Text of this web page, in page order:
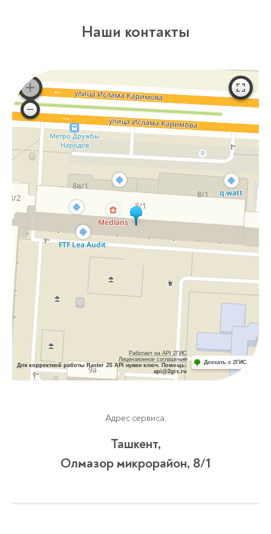
Наши контакты
Работает на API 2ГИС
Лицензионное соглашение
Для корректной работы Raster JS API нужен ключ. Помощь:
api@2gis.ru
Доехать с 2ГИС
Адрес сервиса:
Ташкент,
Олмазор микрорайон, 8/1